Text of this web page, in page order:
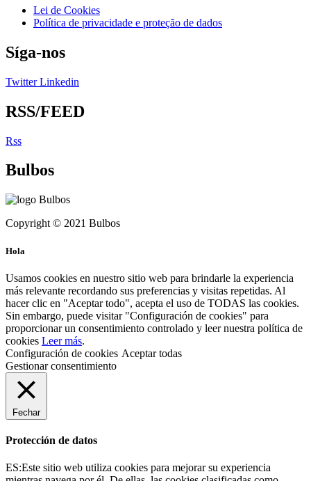
Lei de Cookies
Política de privacidade e proteção de dados
Síga-nos
Twitter Linkedin
RSS/FEED
Rss
Bulbos
Copyright © 2021 Bulbos
Hola
Usamos cookies en nuestro sitio web para brindarle la experiencia
más relevante recordando sus preferencias y visitas repetidas. Al
hacer clic en "Aceptar todo", acepta el uso de TODAS las cookies.
Sin embargo, puede visitar "Configuración de cookies" para
proporcionar un consentimiento controlado y leer nuestra política de
cookies Leer más.
Configuración de cookies Aceptar todas
Gestionar consentimiento
Fechar
Protección de datos
ES:Este sitio web utiliza cookies para mejorar su experiencia